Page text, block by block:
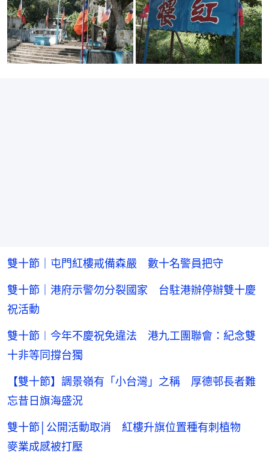
雙十節｜屯門紅樓戒備森嚴 數十名警員把守
雙十節｜港府示警勿分裂國家 台駐港辦停辦雙十慶
祝活動
雙十節︱今年不慶祝免違法 港九工團聯會：紀念雙
十非等同撐台獨
【雙十節】調景嶺有「小台灣」之稱 厚德邨長者難
忘昔日旗海盛況
雙十節│公開活動取消 紅樓升旗位置種有刺植物
麥業成感被打壓